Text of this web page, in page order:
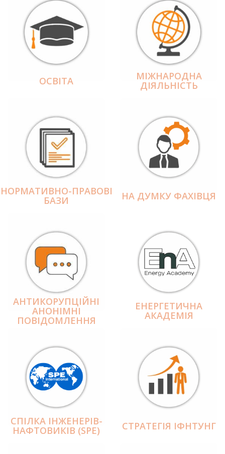
ОСВІТА МІЖНАРОДНА
ДІЯЛЬНІCТЬ
НОРМАТИВНО-ПРАВОВІ
БАЗИ НА ДУМКУ ФАХІВЦЯ
АНТИКОРУПЦІЙНІ
АНОНІМНІ
ПОВІДОМЛЕННЯ
ЕНЕРГЕТИЧНА
АКАДЕМІЯ
СПІЛКА ІНЖЕНЕРІВ-
НАФТОВИКІВ (SPE) СТРАТЕГІЯ ІФНТУНГ